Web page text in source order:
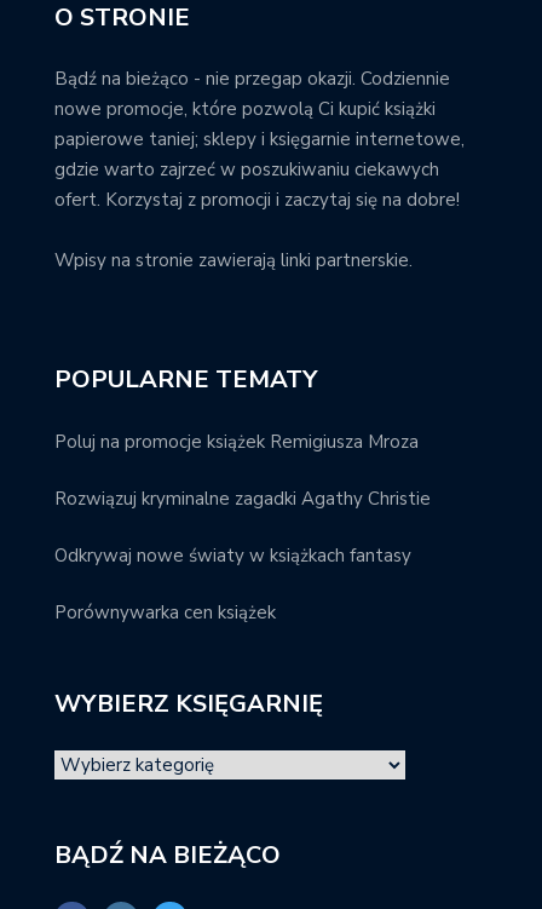
O STRONIE
Bądź na bieżąco - nie przegap okazji. Codziennie
nowe promocje, które pozwolą Ci kupić książki
papierowe taniej; sklepy i księgarnie internetowe,
gdzie warto zajrzeć w poszukiwaniu ciekawych
ofert. Korzystaj z promocji i zaczytaj się na dobre!
Wpisy na stronie zawierają linki partnerskie.
POPULARNE TEMATY
Poluj na promocje książek Remigiusza Mroza
Rozwiązuj kryminalne zagadki Agathy Christie
Odkrywaj nowe światy w książkach fantasy
Porównywarka cen książek
WYBIERZ KSIĘGARNIĘ
BĄDŹ NA BIEŻĄCO